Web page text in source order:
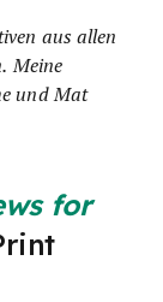
aus allen
Meine
und Mat
for